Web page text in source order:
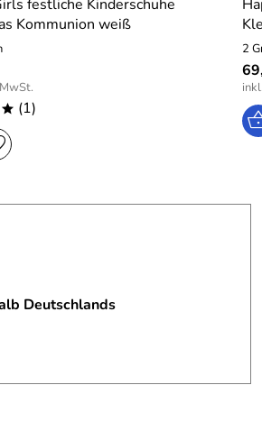
festliche Kinderschuhe
Kommunion weiß
(1)
2
Deutschlands